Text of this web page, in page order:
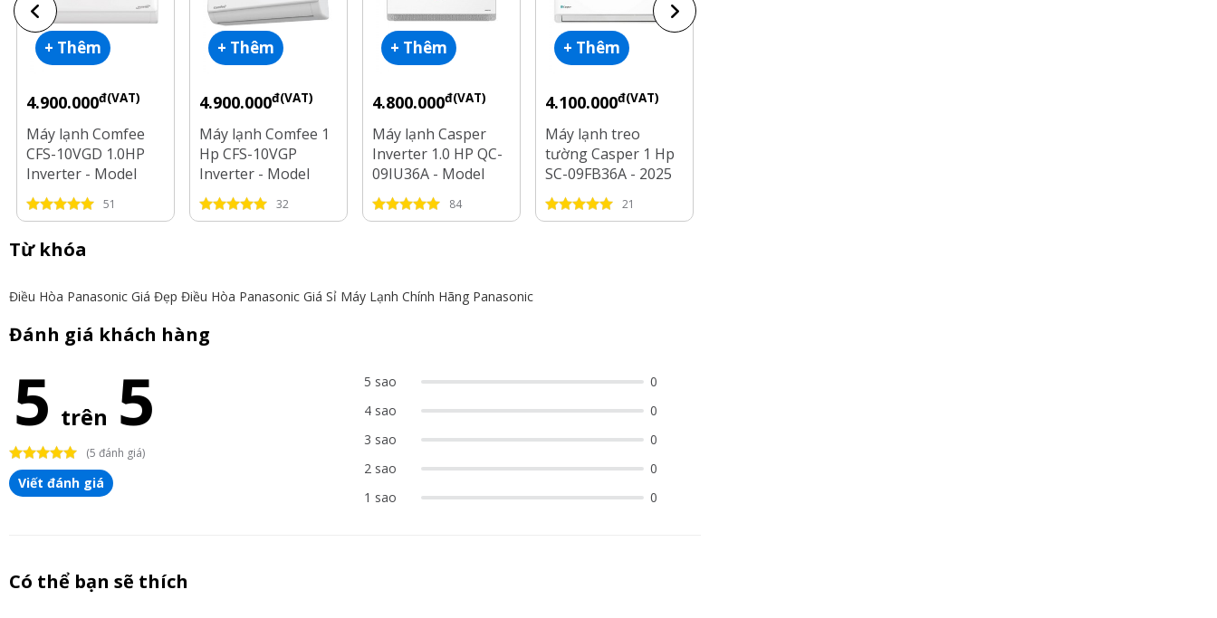
+ Thêm
4.900.000đ(VAT)
Máy lạnh Comfee
CFS-10VGD 1.0HP
Inverter - Model
2025
51
+ Thêm
4.900.000đ(VAT)
Máy lạnh Comfee 1
Hp CFS-10VGP
Inverter - Model
2025
32
+ Thêm
4.800.000đ(VAT)
Máy lạnh Casper
Inverter 1.0 HP QC-
09IU36A - Model
2025
84
+ Thêm
4.100.000đ(VAT)
Máy lạnh treo
tường Casper 1 Hp
SC-09FB36A - 2025
21
Từ khóa
Điều Hòa Panasonic Giá Đẹp Điều Hòa Panasonic Giá Sỉ Máy Lạnh Chính Hãng Panasonic
Đánh giá khách hàng
5 trên 5
(5 đánh giá)
Viết đánh giá
5 sao
0
4 sao
0
3 sao
0
2 sao
0
1 sao
0
Có thể bạn sẽ thích